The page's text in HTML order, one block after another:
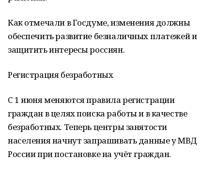
Как отмечали в Госдуме, изменения должны
обеспечить развитие безналичных платежей и
защитить интересы россиян.
Регистрация безработных
С 1 июня меняются правила регистрации
граждан в целях поиска работы и в качестве
безработных. Теперь центры занятости
населения начнут запрашивать данные у МВД
России при постановке на учёт граждан.